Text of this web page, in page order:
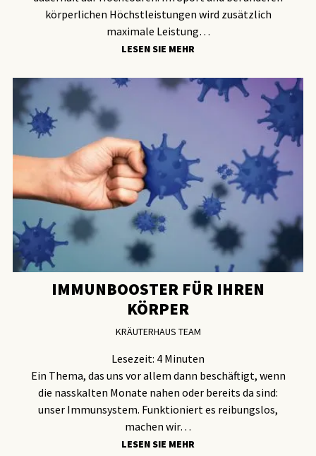
körperlichen Höchstleistungen wird zusätzlich
maximale Leistung…
LESEN SIE MEHR
IMMUNBOOSTER FÜR IHREN
KÖRPER
KRÄUTERHAUS TEAM
Lesezeit: 4 Minuten
Ein Thema, das uns vor allem dann beschäftigt, wenn
die nasskalten Monate nahen oder bereits da sind:
unser Immunsystem. Funktioniert es reibungslos,
machen wir…
LESEN SIE MEHR